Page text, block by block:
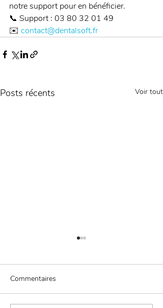
notre support pour en bénéficier.
📞 Support : 03 80 32 01 49
✉️ contact@dentalsoft.fr
Posts récents Voir tout
Commentaires